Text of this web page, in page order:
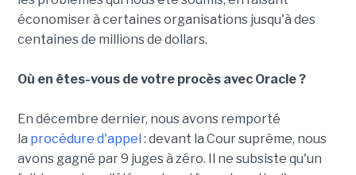
économiser à certaines organisations jusqu'à des
centaines de millions de dollars.
Où en êtes-vous de votre procès avec Oracle ?
En décembre dernier, nous avons remporté
la procédure d'appel : devant la Cour suprême, nous
avons gagné par 9 juges à zéro. Il ne subsiste qu'un